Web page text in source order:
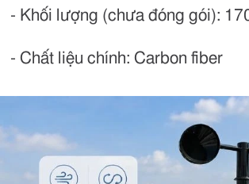
- Khối lượng (chưa đóng gói):
- Chất liệu chính: Carbon fiber